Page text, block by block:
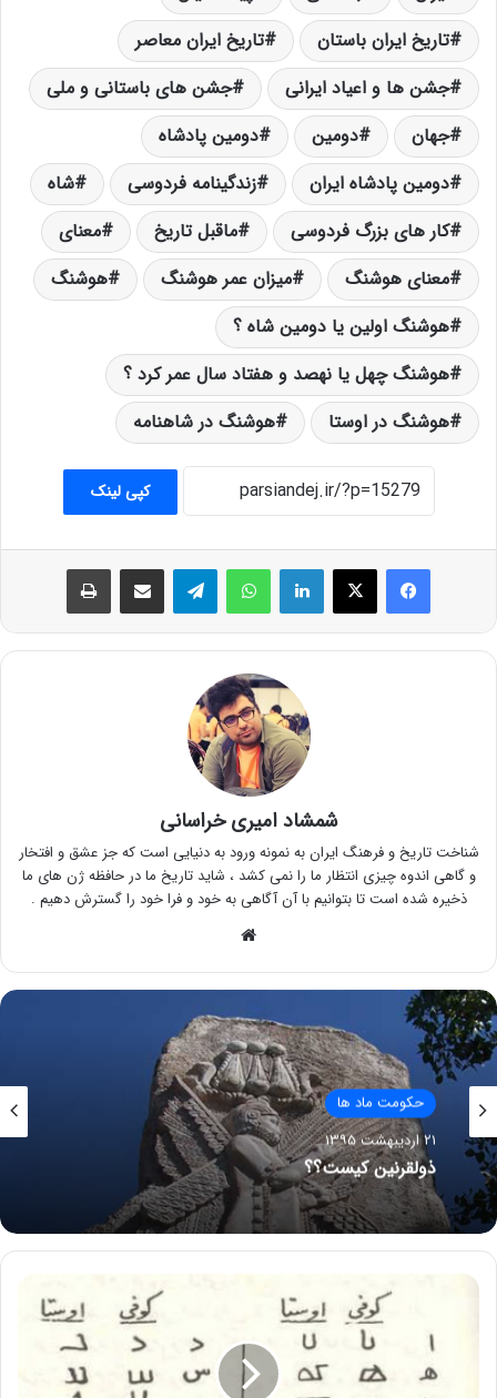
تاریخ ایران باستان
تاریخ ایران معاصر
جشن ها و اعیاد ایرانی
جشن های باستانی و ملی
جهان
دومین
دومین پادشاه
دومین پادشاه ایران
زندگینامه فردوسی
شاه
کار های بزرگ فردوسی
ماقبل تاریخ
معنای
معنای هوشنگ
میزان عمر هوشنگ
هوشنگ
هوشنگ اولین یا دومین شاه ؟
هوشنگ چهل یا نهصد و هفتاد سال عمر کرد ؟
هوشنگ در اوستا
هوشنگ در شاهنامه
کپی لینک
فیس بوک X لینکدین واتس آپ تلگرام اشتراک گذاری از طریق ایمیل چاپ
شمشاد امیری خراسانی
شناخت تاریخ و فرهنگ ایران به نمونه ورود به دنیایی است که جز عشق و افتخار
و گاهی اندوه چیزی انتظار ما را نمی کشد ، شاید تاریخ ما در حافظه ژن های ما
ذخیره شده است تا بتوانیم با آن آگاهی به خود و فرا خود را گسترش دهیم .
حکومت ماد ها
۲۱ اردیبهشت ۱۳۹۵
ذولقرنین کیست؟؟
حکومت ماد ها
۲۱ اردیبهشت ۱۳۹۵
کوروش بزرگ بت پرست یا یکتا پرست؟؟؟